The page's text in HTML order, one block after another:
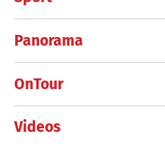
Panorama
OnTour
Videos